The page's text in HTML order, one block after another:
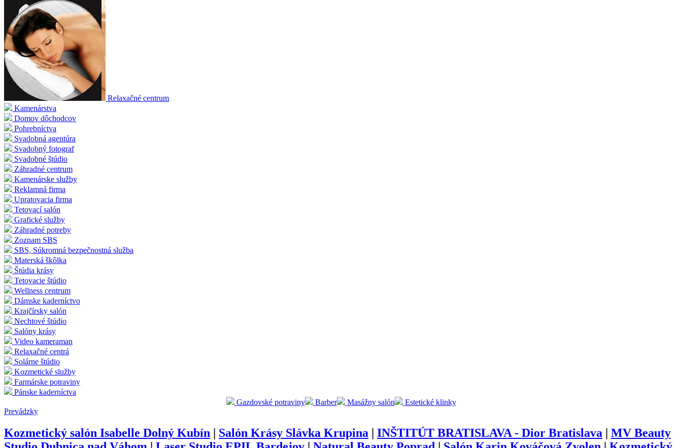
Relaxačné centrum
Kamenárstva
Domov dôchodcov
Pohrebníctva
Svadobná agentúra
Svadobný fotograf
Svadobné štúdio
Záhradné centrum
Kamenárske služby
Reklamná firma
Upratovacia firma
Tetovací salón
Grafické služby
Záhradné potreby
Zoznam SBS
SBS, Súkromná bezpečnostná služba
Materská škôlka
Štúdia krásy
Tetovacie štúdio
Wellness centrum
Dámske kaderníctvo
Krajčírsky salón
Nechtové štúdio
Salóny krásy
Video kameraman
Relaxačné centrá
Solárne štúdio
Kozmetické služby
Farmárske potraviny
Pánske kaderníctva
Gazdovské potraviny
Barber Masážny salón
Estetické klinky
Prevádzky
Kozmetický salón Isabelle Dolný Kubín Salón Krásy Slávka Krupina INŠTITÚT BRATISLAVA - Dior Bratislava
MV Beauty